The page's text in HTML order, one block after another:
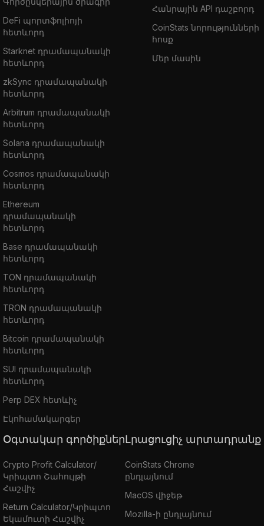
DeFi պորտֆոլիոյի
հետևորդ
Starknet դրամապանակի
հետևորդ
zkSync դրամապանակի
հետևորդ
Arbitrum դրամապանակի
հետևորդ
Solana դրամապանակի
հետևորդ
Cosmos դրամապանակի
հետևորդ
Ethereum
դրամապանակի
հետևորդ
Base դրամապանակի
հետևորդ
TON դրամապանակի
հետևորդ
TRON դրամապանակի
հետևորդ
Bitcoin դրամապանակի
հետևորդ
SUI դրամապանակի
հետևորդ
Perp DEX հետևիչ
Էկոհամակարգեր
Հանրային API դաշբորդ
CoinStats նորությունների
հոսք
Մեր մասին
Օգտակար գործիքներ
Crypto Profit Calculator/
Կրիպտո Շահույթի
Հաշվիչ
Return Calculator/Կրիպտո
Եկամուտի Հաշվիչ
Լրացուցիչ արտադրանք
CoinStats Chrome
ընդլայնում
MacOS վիջեթ
Mozilla-ի ընդլայնում